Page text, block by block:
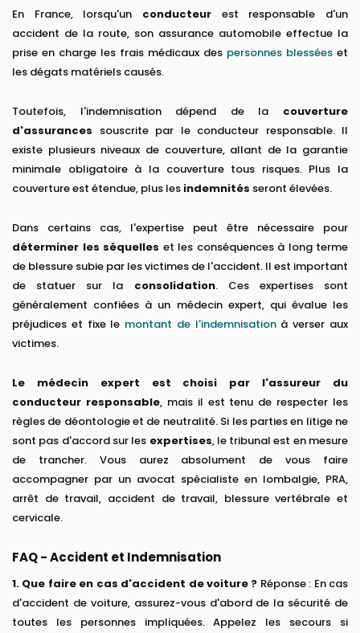
En France, lorsqu'un conducteur est responsable d'un
accident de la route, son assurance automobile effectue la
prise en charge les frais médicaux des personnes blessées et
les dégats matériels causés.
Toutefois, l'indemnisation dépend de la couverture
d'assurances souscrite par le conducteur responsable. Il
existe plusieurs niveaux de couverture, allant de la garantie
minimale obligatoire à la couverture tous risques. Plus la
couverture est étendue, plus les indemnités seront élevées.
Dans certains cas, l'expertise peut être nécessaire pour
déterminer les séquelles et les conséquences à long terme
de blessure subie par les victimes de l'accident. Il est important
de statuer sur la consolidation. Ces expertises sont
généralement confiées à un médecin expert, qui évalue les
préjudices et fixe le montant de l'indemnisationà verser aux
victimes.
Le médecin expert est choisi par l'assureur du
conducteur responsable, mais il est tenu de respecter les
règles de déontologie et de neutralité. Si les parties en litige ne
sont pas d'accord sur les expertises, le tribunal est en mesure
de trancher. Vous aurez absolument de vous faire
accompagner par un avocat spécialiste en lombalgie, PRA,
arrêt de travail, accident de travail, blessure vertébrale et
cervicale.
FAQ - Accident et Indemnisation
1. Que faire en cas d'accident de voiture ? Réponse : En cas
d'accident de voiture, assurez-vous d'abord de la sécurité de
toutes les personnes impliquées. Appelez les secours si